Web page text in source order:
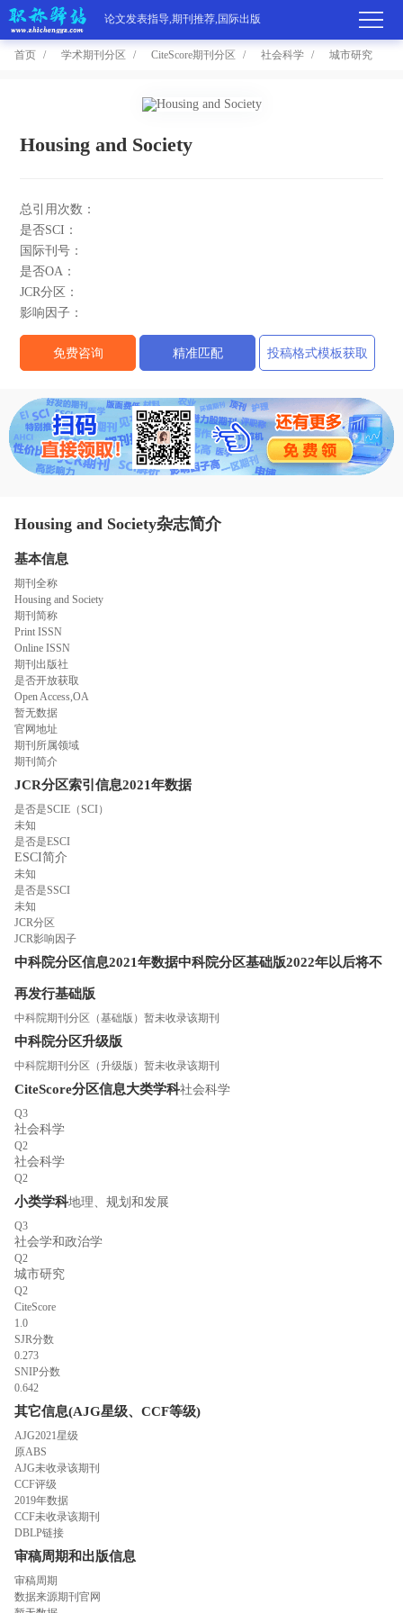
论文发表指导,期刊推荐,国际出版
态
范
于
首页 学术期刊分区 CiteScore期刊分区 社会科学 城市研究
Housing and Society
总引用次数：
是否SCI：
国际刊号：
是否OA：
JCR分区：
影响因子：
免费咨询 精准匹配 投稿格式模板获取
Housing and Society杂志简介
基本信息
期刊全称
Housing and Society
期刊简称
Print ISSN
Online ISSN
期刊出版社
是否开放获取
Open Access,OA
暂无数据
官网地址
期刊所属领域
期刊简介
JCR分区索引信息2021年数据
是否是SCIE（SCI）
未知
是否是ESCI
ESCI简介
未知
是否是SSCI
未知
JCR分区
JCR影响因子
中科院分区信息2021年数据中科院分区基础版2022年以后将不
再发行基础版
中科院期刊分区（基础版）暂未收录该期刊
中科院分区升级版
中科院期刊分区（升级版）暂未收录该期刊
CiteScore分区信息大类学科社会科学
Q3
社会科学
Q2
社会科学
Q2
小类学科地理、规划和发展
Q3
社会学和政治学
Q2
城市研究
Q2
CiteScore
1.0
SJR分数
0.273
SNIP分数
0.642
其它信息(AJG星级、CCF等级)
AJG2021星级
原ABS
AJG未收录该期刊
CCF评级
2019年数据
CCF未收录该期刊
DBLP链接
审稿周期和出版信息
审稿周期
数据来源期刊官网